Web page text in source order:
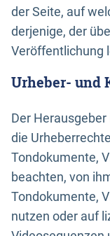
der Seite, auf
derjenige, der
Veröffentlichung
Urheber- und
Der
die
Tondokumente,
beachten, von
Tondokumente,
nutzen oder auf